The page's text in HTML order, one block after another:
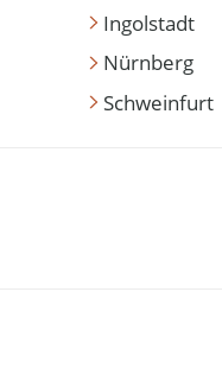
Ingolstadt
Nürnberg
Schweinfurt